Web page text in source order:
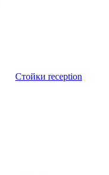
Стойки reception